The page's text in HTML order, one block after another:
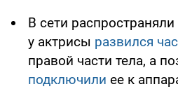
В сети
у актрисы развился
правой части тела, а
подключили ее к